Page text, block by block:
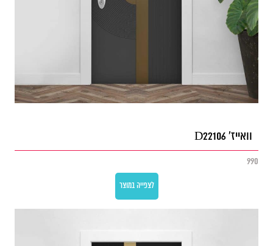
וואייז' D22106
990
לצפייה במוצר